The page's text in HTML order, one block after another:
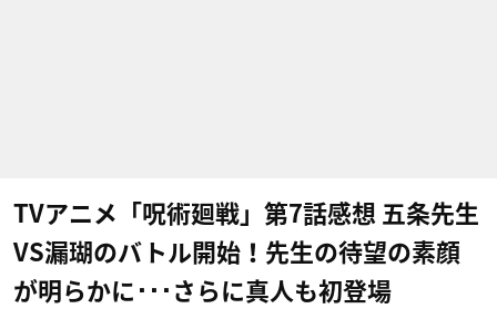
TVアニメ「呪術廻戦」第7話感想 五条先生
VS漏瑚のバトル開始！先生の待望の素顔
が明らかに･･･さらに真人も初登場